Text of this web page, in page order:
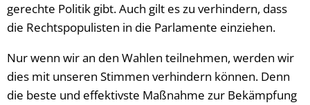
gerechte Politik gibt. Auch gilt es zu verhindern, dass
die Rechtspopulisten in die Parlamente einziehen.
Nur wenn wir an den Wahlen teilnehmen, werden wir
dies mit unseren Stimmen verhindern können. Denn
die beste und effektivste Maßnahme zur Bekämpfung